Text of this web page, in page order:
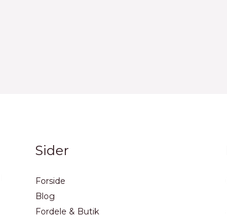
Sider
Forside
Blog
Fordele & Butik